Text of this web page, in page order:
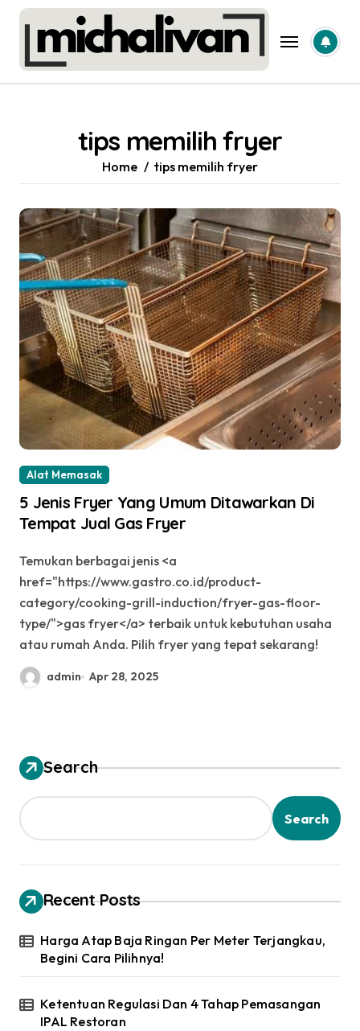
Skip
content
tips memilih fryer
Home tips memilih fryer
Alat Memasak
5 Jenis Fryer Yang Umum Ditawarkan Di
Tempat Jual Gas Fryer
Temukan berbagai jenis <a
href="https://www.gastro.co.id/product-
category/cooking-grill-induction/fryer-gas-floor-
type/">gas fryer</a> terbaik untuk kebutuhan usaha
atau rumah Anda. Pilih fryer yang tepat sekarang!
admin Apr 28, 2025
Search
Search
Recent Posts
Harga Atap Baja Ringan Per Meter Terjangkau,
Begini Cara Pilihnya!
Ketentuan Regulasi Dan 4 Tahap Pemasangan
IPAL Restoran